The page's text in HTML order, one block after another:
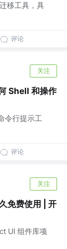
移工具，具
评论
关注
Shell 和操作
令行提示工
评论
关注
免费使用 | 开
UI 组件库项